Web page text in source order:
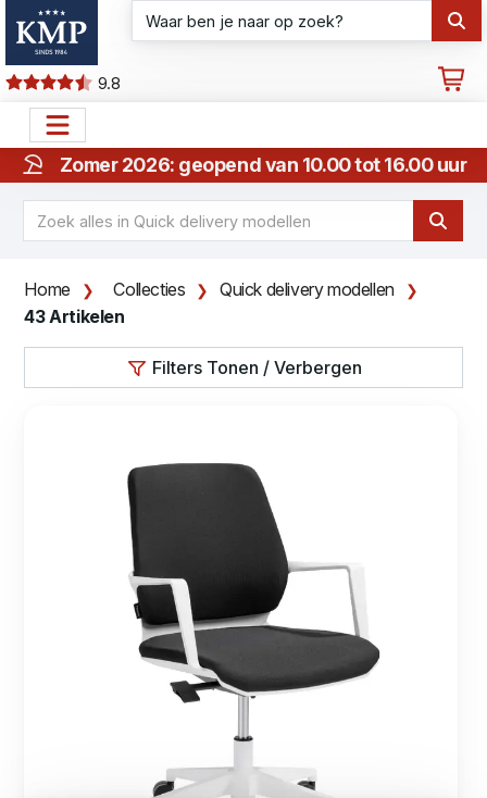
9.8
Zomer 2026: geopend van 10.00 tot 16.00 uur
Home Collecties
Quick delivery modellen
43 Artikelen
Filters Tonen / Verbergen